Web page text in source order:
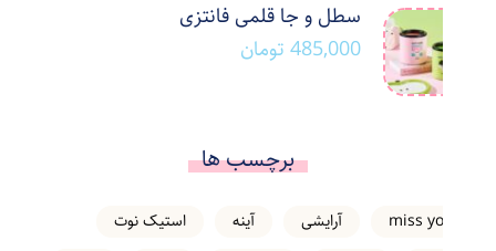
سطل و جا قلمی فانتزی
485,000 تومان
برچسب ها
miss you آرایشی آینه
استیک نوت